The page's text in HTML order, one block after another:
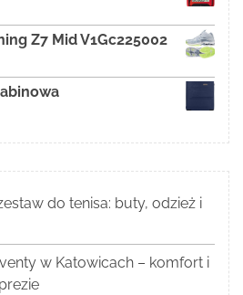
Z7 Mid V1Gc225002
do tenisa: buty, odzież i
w Katowicach – komfort i